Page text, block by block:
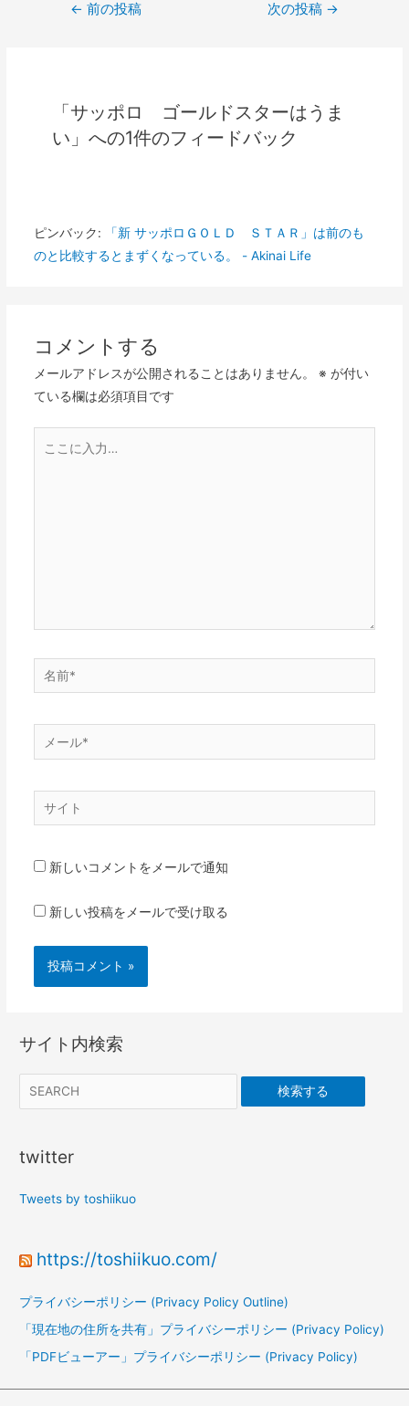
シ
← 前の投稿 次の投稿 →
「サッポロ ゴールドスターはうま
い」への1件のフィードバック
ピンバック:
「新 サッポロＧＯＬＤ ＳＴＡＲ」は前のも
のと比較するとまずくなっている。 - Akinai Life
コメントする
メールアドレスが公開されることはありません。 ※ が付い
ている欄は必須項目です
前
ー
イ
新しいコメントをメールで通知
新しい投稿をメールで受け取る
サイト内検索
検索する
twitter
Tweets by toshiikuo
https://toshiikuo.com/
プライバシーポリシー (Privacy Policy Outline)
「現在地の住所を共有」プライバシーポリシー (Privacy Policy)
「PDFビューアー」プライバシーポリシー (Privacy Policy)